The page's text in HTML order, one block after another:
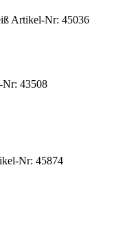
Artikel-Nr: 45036
43508
Nr: 45874